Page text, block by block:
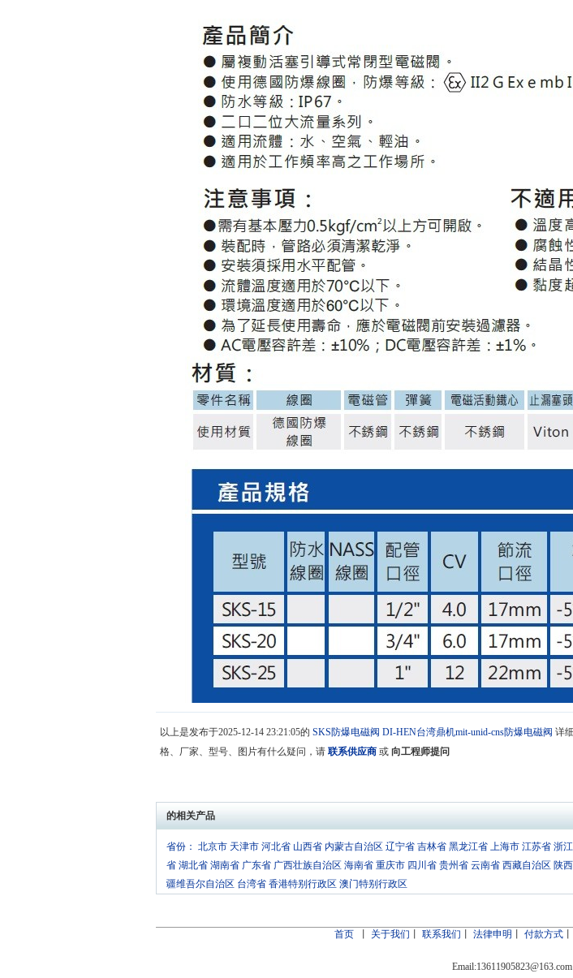
以上是发布于2025-12-14 23:21:05的 SKS防爆电磁阀 DI-HEN台湾鼎机mit-unid-cns防爆电磁阀 详
格、厂家、型号、图片有什么疑问，请 联系供应商 或 向工程师提问
的相关产品
省份： 北京市 天津市 河北省 山西省 内蒙古自治区 辽宁省 吉林省 黑龙江省 上海市 江苏省 浙
省 湖北省 湖南省 广东省 广西壮族自治区 海南省 重庆市 四川省 贵州省 云南省 西藏自治区 陕
疆维吾尔自治区 台湾省 香港特别行政区 澳门特别行政区
首页丨 关于我们 联系我们 法律申明 付款方式丨
Email:13611905823@163.com